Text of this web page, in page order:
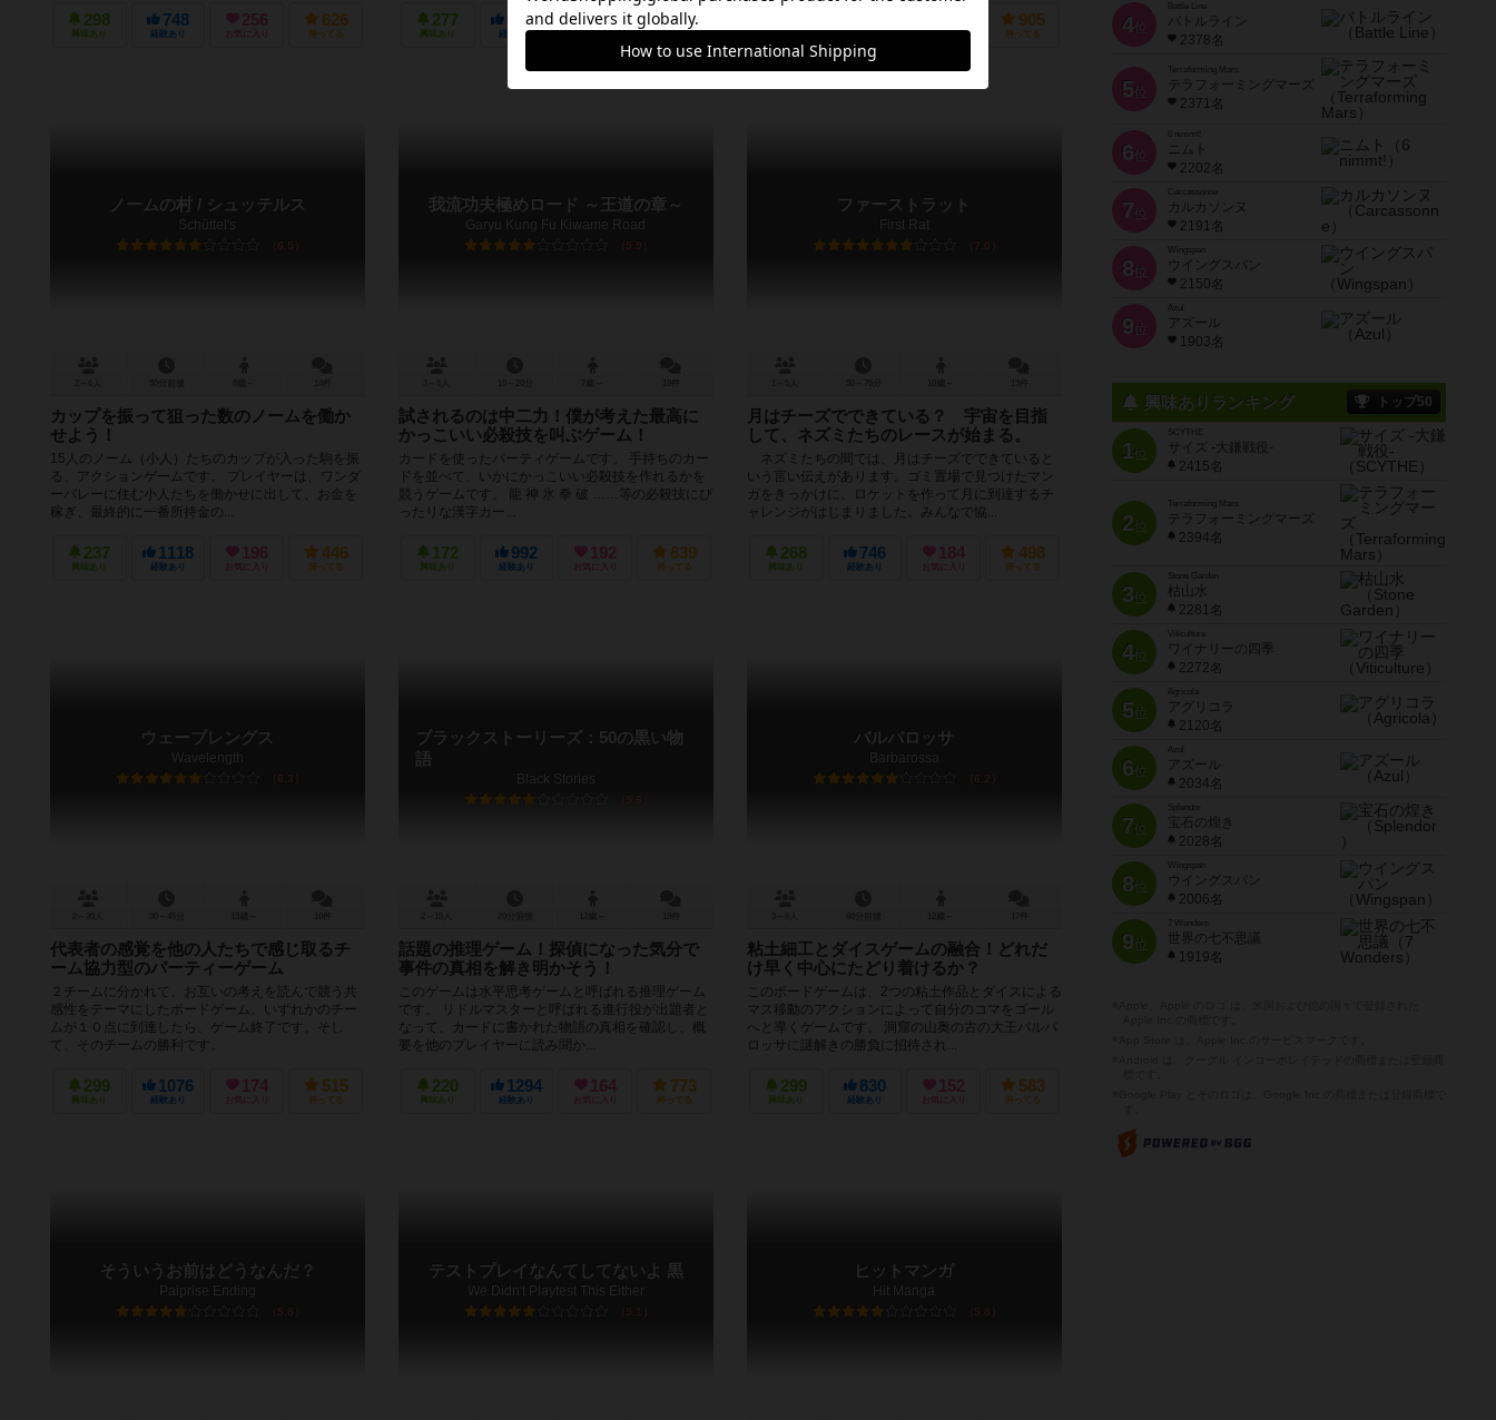
298
興味あり
748
経験あり
256
お気に入り
626
持ってる
277
興味あり
1205
経験あり
248 530 905
持ってる
ノームの村 / シュッテルス
Schüttel's
6.5
カップを振って狙った数のノームを働か
せよう！
15人のノーム（小人）たちのカップが入った駒を振
る、アクションゲームです。 プレイヤーは、ワンダ
ーバレーに住む小人たちを働かせに出して、お金を
稼ぎ、最終的に一番所持金の...
237
興味あり
1118
経験あり
196
お気に入り
446
持ってる
我流功夫極めロード ～王道の章～
Garyu Kung Fu Kiwame Road
5.9
試されるのは中二力！僕が考えた最高に
かっこいい必殺技を叫ぶゲーム！
カードを使ったパーティゲームです。 手持ちのカー
ドを並べて、いかにかっこいい必殺技を作れるかを
競うゲームです。 龍 神 氷 拳 破 ……等の必殺技にぴ
ったりな漢字カー...
172
興味あり
992
経験あり
192
お気に入り
639
持ってる
ファーストラット
First Rat
7.0
月はチーズでできている？ 宇宙を目指
して、ネズミたちのレースが始まる。
ネズミたちの間では、月はチーズでできていると
いう言い伝えがあります。ゴミ置場で見つけたマン
ガをきっかけに、ロケットを作って月に到達するチ
ャレンジがはじまりました。みんなで協...
268
興味あり
746
経験あり
184
お気に入り
498
持ってる
ウェーブレングス
Wavelength
6.3
代表者の感覚を他の人たちで感じ取るチ
ーム協力型のパーティーゲーム
２チームに分かれて、お互いの考えを読んで競う共
感性をテーマにしたボードゲーム。いずれかのチー
ムが１０点に到達したら、ゲーム終了です。そし
て、そのチームの勝利です。
299
興味あり
1076
経験あり
174
お気に入り
515
持ってる
ブラックストーリーズ：50の黒い物
語
Black Stories
5.6
話題の推理ゲーム！探偵になった気分で
事件の真相を解き明かそう！
このゲームは水平思考ゲームと呼ばれる推理ゲーム
です。 リドルマスターと呼ばれる進行役が出題者と
なって、カードに書かれた物語の真相を確認し、概
要を他のプレイヤーに読み聞か...
220
興味あり
1294
経験あり
164
お気に入り
773
持ってる
バルバロッサ
Barbarossa
6.2
粘土細工とダイスゲームの融合！どれだ
け早く中心にたどり着けるか？
このボードゲームは、2つの粘土作品とダイスによる
マス移動のアクションによって自分のコマをゴール
へと導くゲームです。 洞窟の山奥の古の大王バルバ
ロッサに謎解きの勝負に招待され...
299
興味あり
830
経験あり
152
お気に入り
583
持ってる
そういうお前はどうなんだ？
Paiprise Ending
5.8
テストプレイなんてしてないよ 黒
We Didn't Playtest This Either
5.1
ヒットマンガ
Hit Manga
5.8
4位
Battle Line
バトルライン
2378名
5 位
Terraforming Mars
テラフォーミングマーズ
2371名
6 位
ニムト
2202名
7 位
Carcassonne
カルカソンヌ
2191名
8 位
Wingspan
ウイングスパン
2150名
9 位
Azul
アズール
1903名
興味ありランキング トップ50
1位
SCYTHE
サイズ -大鎌戦役-
2415名
2位
Terraforming Mars
テラフォーミングマーズ
2394名
3位
Stone Garden
枯山水
2281名
4位
Viticulture
ワイナリーの四季
2272名
5位
Agricola
アグリコラ
2120名
6位
Azul
アズール
2034名
7位
宝石の煌き
2028名
8位
Wingspan
ウイングスパン
2006名
9位
7 Wonders
世界の七不思議
1919名